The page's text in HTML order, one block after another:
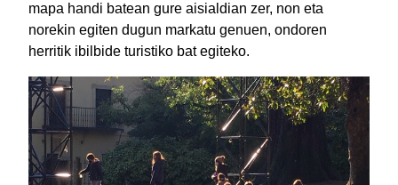
mapa handi batean gure aisialdian zer, non eta
norekin egiten dugun markatu genuen, ondoren
herritik ibilbide turistiko bat egiteko.